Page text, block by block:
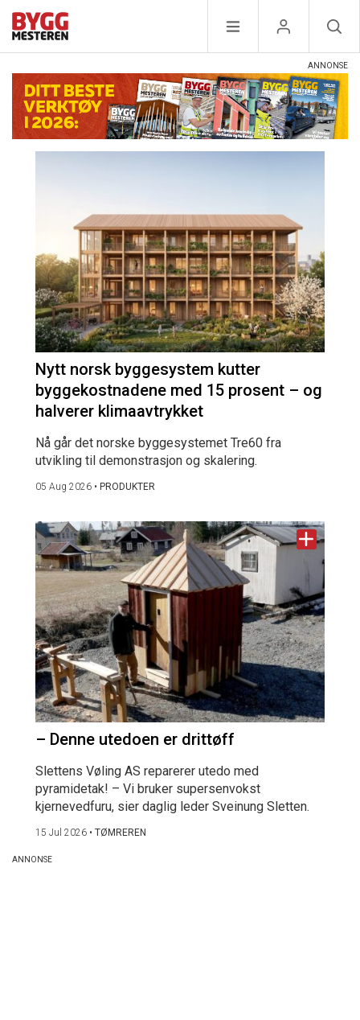
Nytt norsk byggesystem kutter
byggekostnadene med 15 prosent – og
halverer klimaavtrykket
Nå går det norske byggesystemet Tre60 fra
utvikling til demonstrasjon og skalering.
05 Aug 2026 • PRODUKTER
– Denne utedoen er drittøff
Slettens Vøling AS reparerer utedo med
pyramidetak! – Vi bruker supersenvokst
kjernevedfuru, sier daglig leder Sveinung Sletten.
15 Jul 2026 • TØMREREN